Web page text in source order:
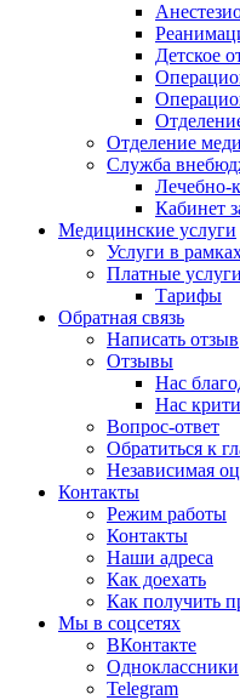
Детское
Отделение
Служба
Лечебно-
Кабинет
Медицинские услуги
Услуги в
Платные услуги
Тарифы
Обратная связь
Написать отзыв
Отзывы
Нас
Нас
Вопрос-ответ
Обратиться к
Независимая
Контакты
Режим работы
Контакты
Наши адреса
Как доехать
Как получить
Мы в соцсетях
ВКонтакте
Одноклассники
Telegram